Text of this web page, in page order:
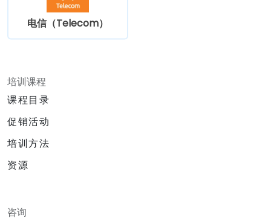
电信（Telecom）
培训课程
课程目录
促销活动
培训方法
资源
咨询